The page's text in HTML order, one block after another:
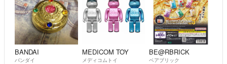
BANDAI
バンダイ
MEDICOM TOY
メディコムトイ
BE@RBRICK
ベアブリック